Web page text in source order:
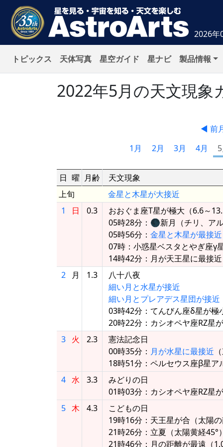
2026年
トピックス 天体写真 星空ガイド 星ナビ 製品情報
2022年5月の天文現象
◀ 前
1月
2月 3月 4月
日 曜 月齢
天文現象
上旬
金星と木星が大接近
1
日 0.3
おおぐま座T星が極大（6.6～
05時28分：🌑新月（チリ、ア
05時56分： 金星と木星が最接近
07時：小惑星ベスタとやぎ座γ
14時42分：月が天王星に最接
2
月 1.3
八十八夜
細い月と水星が接近
細い月とプレアデス星団が接近
03時42分：てんびん座δ星が極
20時22分：カシオペヤ座RZ星
3
火 2.3
憲法記念日
00時35分： 月が水星に最接近
18時51分：ペルセウス座β星ア
4 水 3.3
みどりの日
01時03分：カシオペヤ座RZ星
5 木 4.3
こどもの日
19時16分：天王星が合（太陽
21時26分：立夏（太陽黄経45°
21時46分：月の距離が最遠（